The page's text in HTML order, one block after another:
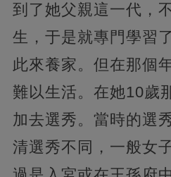
到了她父親這一代，
生，于是就專門學習
此來養家。但在那個
難以生活。在她10歲
加去選秀。當時的選
清選秀不同，一般女